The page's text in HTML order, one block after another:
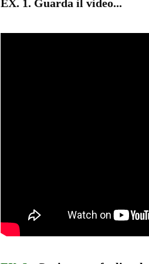
EX. 1. Guarda il video...